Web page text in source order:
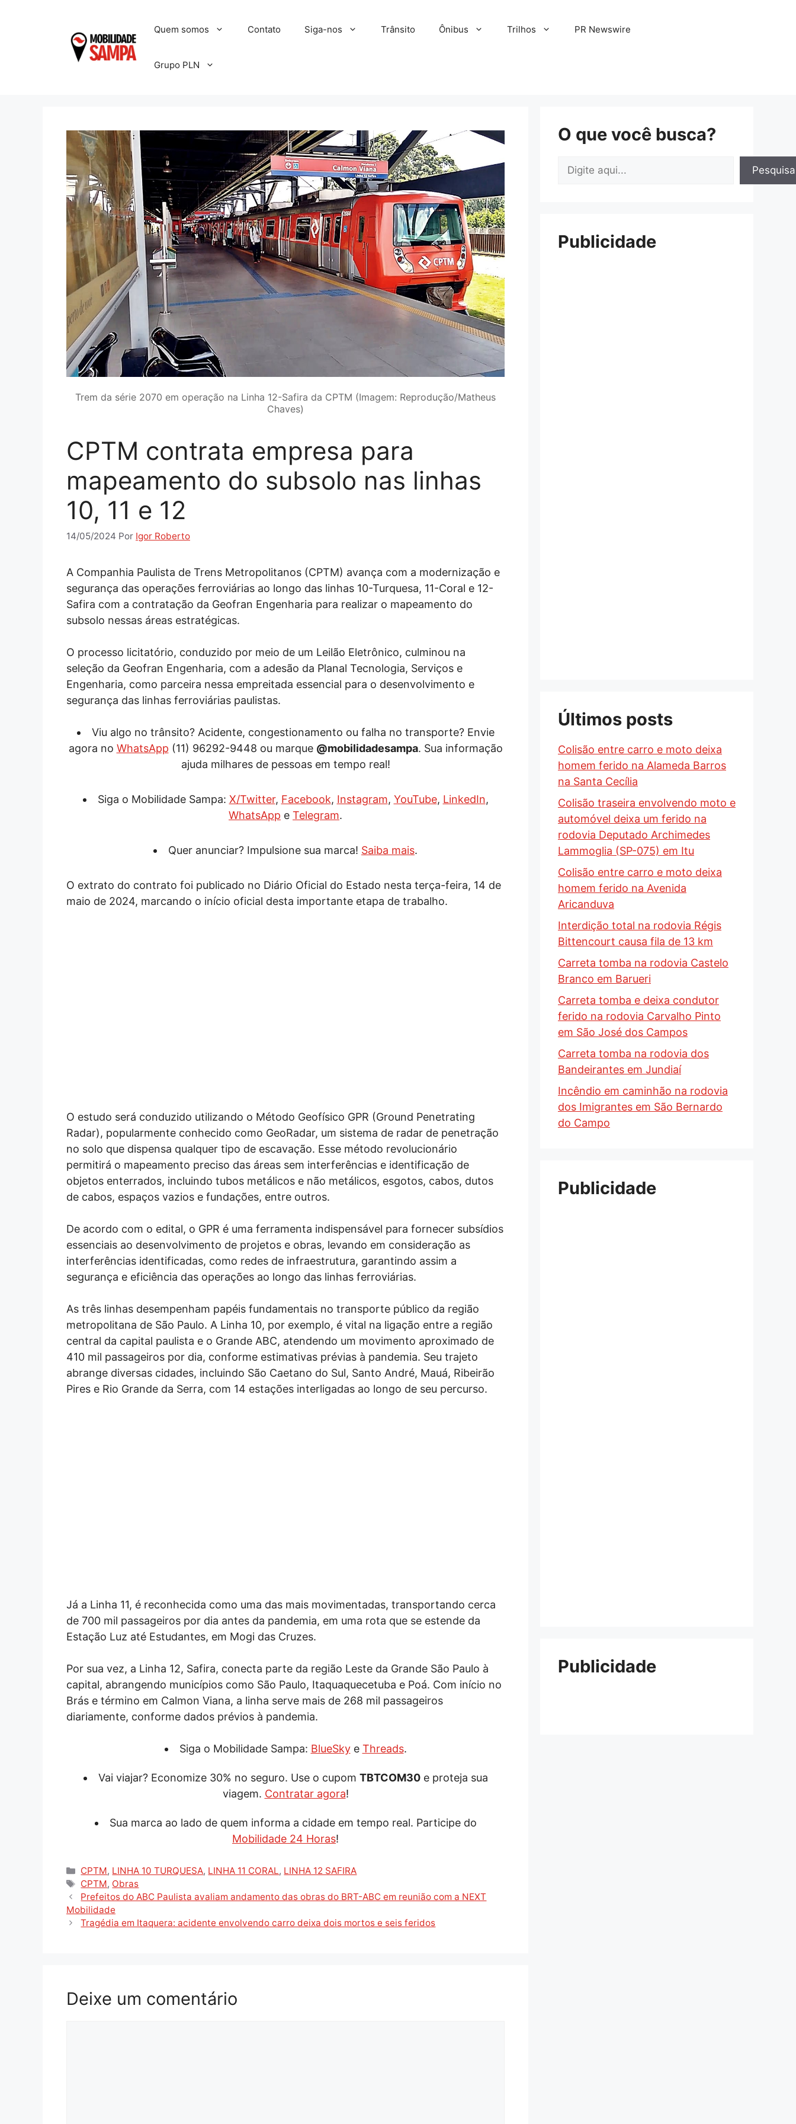
Quem somos Contato Siga-nos Trânsito Ônibus Trilhos PR Newswire
Grupo PLN
Trem da série 2070 em operação na Linha 12-Safira da CPTM (Imagem: Reprodução/Matheus
Chaves)
CPTM contrata empresa para
mapeamento do subsolo nas linhas
10, 11 e 12
14/05/2024 Por Igor Roberto
A Companhia Paulista de Trens Metropolitanos (CPTM) avança com a modernização e
segurança das operações ferroviárias ao longo das linhas 10-Turquesa, 11-Coral e 12-
Safira com a contratação da Geofran Engenharia para realizar o mapeamento do
subsolo nessas áreas estratégicas.
O processo licitatório, conduzido por meio de um Leilão Eletrônico, culminou na
seleção da Geofran Engenharia, com a adesão da Planal Tecnologia, Serviços e
Engenharia, como parceira nessa empreitada essencial para o desenvolvimento e
segurança das linhas ferroviárias paulistas.
Viu algo no trânsito? Acidente, congestionamento ou falha no transporte? Envie
agora no WhatsApp (11) 96292-9448 ou marque @mobilidadesampa. Sua informação
ajuda milhares de pessoas em tempo real!
Siga o Mobilidade Sampa: X/Twitter, Facebook, Instagram, YouTube, LinkedIn,
WhatsApp e Telegram.
Quer anunciar? Impulsione sua marca! Saiba mais.
O extrato do contrato foi publicado no Diário Oficial do Estado nesta terça-feira, 14 de
maio de 2024, marcando o início oficial desta importante etapa de trabalho.
O estudo será conduzido utilizando o Método Geofísico GPR (Ground Penetrating
Radar), popularmente conhecido como GeoRadar, um sistema de radar de penetração
no solo que dispensa qualquer tipo de escavação. Esse método revolucionário
permitirá o mapeamento preciso das áreas sem interferências e identificação de
objetos enterrados, incluindo tubos metálicos e não metálicos, esgotos, cabos, dutos
de cabos, espaços vazios e fundações, entre outros.
De acordo com o edital, o GPR é uma ferramenta indispensável para fornecer subsídios
essenciais ao desenvolvimento de projetos e obras, levando em consideração as
interferências identificadas, como redes de infraestrutura, garantindo assim a
segurança e eficiência das operações ao longo das linhas ferroviárias.
As três linhas desempenham papéis fundamentais no transporte público da região
metropolitana de São Paulo. A Linha 10, por exemplo, é vital na ligação entre a região
central da capital paulista e o Grande ABC, atendendo um movimento aproximado de
410 mil passageiros por dia, conforme estimativas prévias à pandemia. Seu trajeto
abrange diversas cidades, incluindo São Caetano do Sul, Santo André, Mauá, Ribeirão
Pires e Rio Grande da Serra, com 14 estações interligadas ao longo de seu percurso.
Já a Linha 11, é reconhecida como uma das mais movimentadas, transportando cerca
de 700 mil passageiros por dia antes da pandemia, em uma rota que se estende da
Estação Luz até Estudantes, em Mogi das Cruzes.
Por sua vez, a Linha 12, Safira, conecta parte da região Leste da Grande São Paulo à
capital, abrangendo municípios como São Paulo, Itaquaquecetuba e Poá. Com início no
Brás e término em Calmon Viana, a linha serve mais de 268 mil passageiros
diariamente, conforme dados prévios à pandemia.
Siga o Mobilidade Sampa: BlueSkye Threads.
Vai viajar? Economize 30% no seguro. Use o cupom TBTCOM30e proteja sua
viagem. Contratar agora!
Sua marca ao lado de quem informa a cidade em tempo real. Participe do
Mobilidade 24 Horas!
Categorias
CPTM, LINHA 10 TURQUESA, LINHA 11 CORAL, LINHA 12 SAFIRA
Tags
CPTM, Obras
Prefeitos do ABC Paulista avaliam andamento das obras do BRT-ABC em reunião com a NEXT
Mobilidade
Tragédia em Itaquera: acidente envolvendo carro deixa dois mortos e seis feridos
Deixe um comentário
O que você busca?
Pesquisar
Publicidade
Últimos posts
Colisão entre carro e moto deixa
homem ferido na Alameda Barros
na Santa Cecília
Colisão traseira envolvendo moto e
automóvel deixa um ferido na
rodovia Deputado Archimedes
Lammoglia (SP-075) em Itu
Colisão entre carro e moto deixa
homem ferido na Avenida
Aricanduva
Interdição total na rodovia Régis
Bittencourt causa fila de 13 km
Carreta tomba na rodovia Castelo
Branco em Barueri
Carreta tomba e deixa condutor
ferido na rodovia Carvalho Pinto
em São José dos Campos
Carreta tomba na rodovia dos
Bandeirantes em Jundiaí
Incêndio em caminhão na rodovia
dos Imigrantes em São Bernardo
do Campo
Publicidade
Publicidade